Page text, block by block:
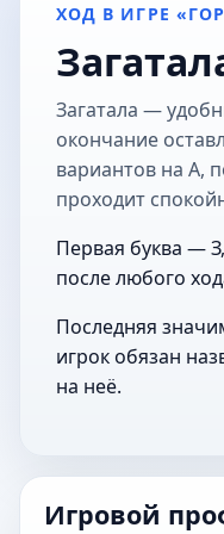
ХОД В ИГРЕ
Загатала —
окончание
вариантов на А,
проходит
Первая буква —
после любого
Последняя
игрок обязан
на неё.
Игровой